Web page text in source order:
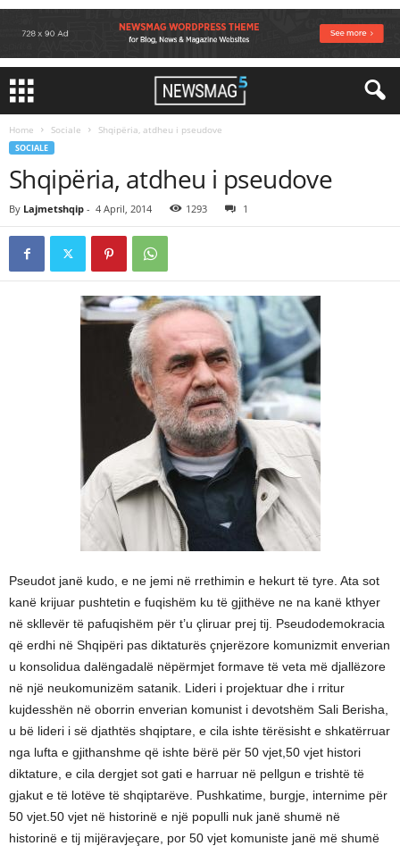
Home Sociale Shqipëria, atdheu i pseudove
SOCIALE
Shqipëria, atdheu i pseudove
By Lajmetshqip - 4 April, 2014 1293 1
Pseudot janë kudo, e ne jemi në rrethimin e hekurt të tyre. Ata sot
kanë krijuar pushtetin e fuqishëm ku të gjithëve ne na kanë kthyer
në skllevër të pafuqishëm për t’u çliruar prej tij. Pseudodemokracia
që erdhi në Shqipëri pas diktaturës çnjerëzore komunizmit enverian
u konsolidua dalëngadalë nëpërmjet formave të veta më djallëzore
në një neukomunizëm satanik. Lideri i projektuar dhe i rritur
kujdesshën në oborrin enverian komunist i devotshëm Sali Berisha,
u bë lideri i së djathtës shqiptare, e cila ishte tërësisht e shkatërruar
nga lufta e gjithanshme që ishte bërë për 50 vjet,50 vjet histori
diktature, e cila dergjet sot gati e harruar në pellgun e trishtë të
gjakut e të lotëve të shqiptarëve. Pushkatime, burgje, internime për
50 vjet.50 vjet në historinë e një populli nuk janë shumë në
historinë e tij mijëravjeçare, por 50 vjet komuniste janë më shumë